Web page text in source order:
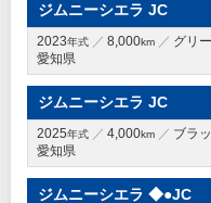
ジムニーシエラ JC
2023年式 8,000km グリ
愛知県
ジムニーシエラ JC
2025年式 4,000km ブラ
愛知県
ジムニーシエラ ◆●JC